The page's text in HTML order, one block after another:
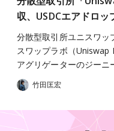
収、USDCエアドロッ
分散型取引所ユニスワ
スワップラボ（Uniswap
アグリゲーターのジー
竹田匡宏